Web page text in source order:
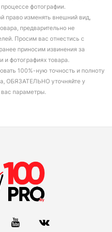
фотографии.
право изменять внешний вид,
предварительно не
Просим вас отнестись с
приносим извинения за
и фотографиях товара.
100%-ную точность и полноту
ОБЯЗАТЕЛЬНО уточняйте у
параметры.